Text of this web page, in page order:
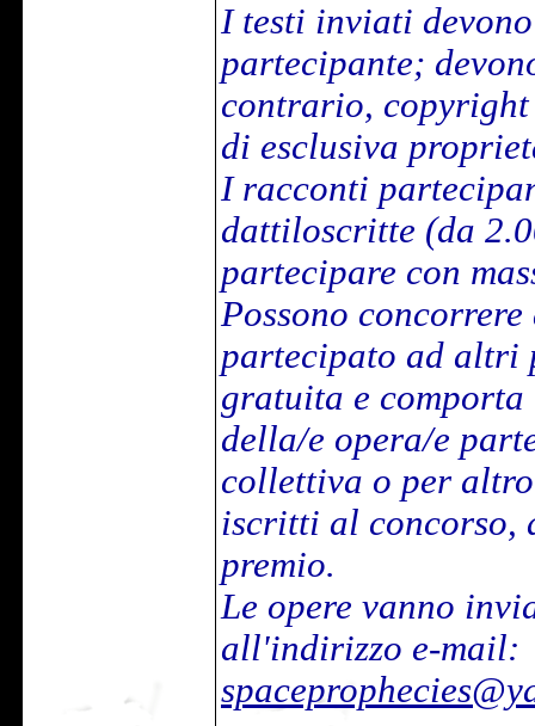
I testi inviati
partecipante;
contrario, copyright
di esclusiva
I racconti
dattiloscritte (da
partecipare con
Possono
partecipato ad altri
gratuita e
della/e opera/e
collettiva o per
iscritti al concorso,
premio.
Le opere vanno
all'indirizzo e-mail: